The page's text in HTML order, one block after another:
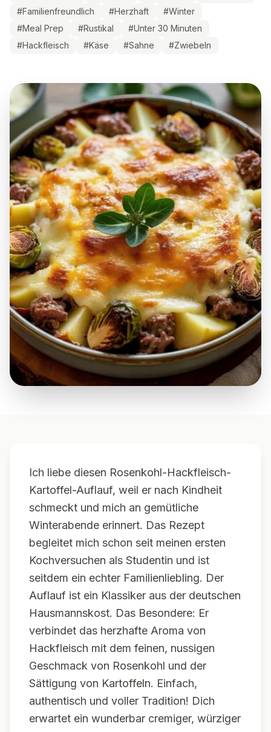
#Familienfreundlich #Herzhaft #Winter
#Meal Prep #Rustikal #Unter 30 Minuten
#Hackfleisch #Käse #Sahne #Zwiebeln
Ich liebe diesen Rosenkohl-Hackfleisch-
Kartoffel-Auflauf, weil er nach Kindheit
schmeckt und mich an gemütliche
Winterabende erinnert. Das Rezept
begleitet mich schon seit meinen ersten
Kochversuchen als Studentin und ist
seitdem ein echter Familienliebling. Der
Auflauf ist ein Klassiker aus der deutschen
Hausmannskost. Das Besondere: Er
verbindet das herzhafte Aroma von
Hackfleisch mit dem feinen, nussigen
Geschmack von Rosenkohl und der
Sättigung von Kartoffeln. Einfach,
authentisch und voller Tradition! Dich
erwartet ein wunderbar cremiger, würziger